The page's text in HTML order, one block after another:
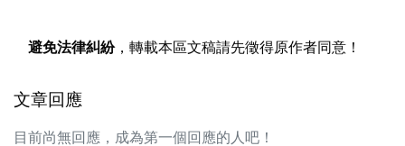
避免法律糾紛，轉載本區文稿請先徵得原作者同意！
文章回應
目前尚無回應，成為第一個回應的人吧！